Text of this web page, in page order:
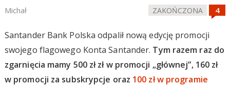
Michał ZAKOŃCZONA
Santander Bank Polska odpalił nową edycję promocji
swojego flagowego Konta Santander. Tym razem raz do
zgarnięcia mamy 500 zł zł w promocji „głównej”, 160 zł
w promocji za subskrypcje oraz 100 zł w programie